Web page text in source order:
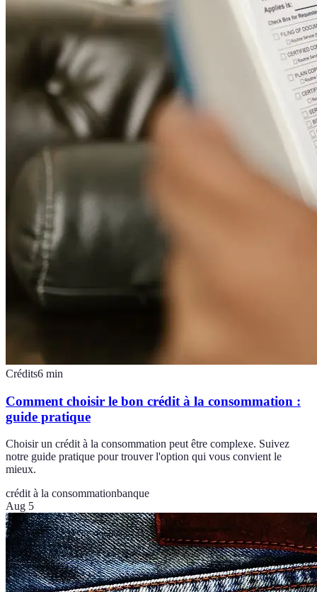
Crédits6 min
Comment choisir le bon crédit à la consommation :
guide pratique
Choisir un crédit à la consommation peut être complexe. Suivez
notre guide pratique pour trouver l'option qui vous convient le
mieux.
crédit à la consommationbanque
Aug 5